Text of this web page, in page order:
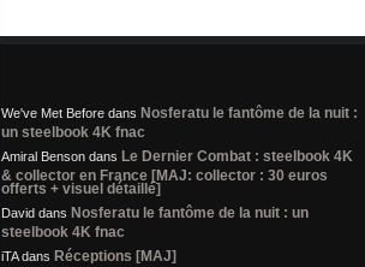
We've Met Before dans Nosferatu le fantôme de la nuit :
un steelbook 4K fnac
Amiral Benson dans Le Dernier Combat : steelbook 4K
& collector en France [MAJ: collector : 30 euros
offerts + visuel détaillé]
David dans Nosferatu le fantôme de la nuit : un
steelbook 4K fnac
iTAdans Réceptions [MAJ]